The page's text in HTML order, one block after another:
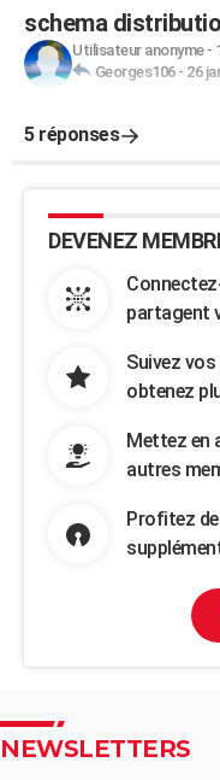
schema
Utilisateur anonyme-
Georges106- 26
5 réponses
DEVENEZ
partagent
Suivez
obtenez
Mettez en
autres
Profitez
NEWSLETTERS